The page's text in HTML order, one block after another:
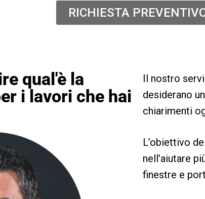
RICHIESTA
qual'è la
i lavori che hai
Il nostro
desiderano
chiarimenti
L’obiettivo
nell’aiutare
finestre e